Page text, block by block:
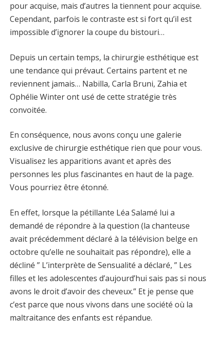
pour acquise, mais d’autres la tiennent pour acquise.
Cependant, parfois le contraste est si fort qu’il est
impossible d’ignorer la coupe du bistouri…
Depuis un certain temps, la chirurgie esthétique est
une tendance qui prévaut. Certains partent et ne
reviennent jamais… Nabilla, Carla Bruni, Zahia et
Ophélie Winter ont usé de cette stratégie très
convoitée.
En conséquence, nous avons conçu une galerie
exclusive de chirurgie esthétique rien que pour vous.
Visualisez les apparitions avant et après des
personnes les plus fascinantes en haut de la page.
Vous pourriez être étonné.
En effet, lorsque la pétillante Léa Salamé lui a
demandé de répondre à la question (la chanteuse
avait précédemment déclaré à la télévision belge en
octobre qu’elle ne souhaitait pas répondre), elle a
décliné ” L’interprète de Sensualité a déclaré, ” Les
filles et les adolescentes d’aujourd’hui sais pas si nous
avons le droit d’avoir des cheveux.” Et je pense que
c’est parce que nous vivons dans une société où la
maltraitance des enfants est répandue.